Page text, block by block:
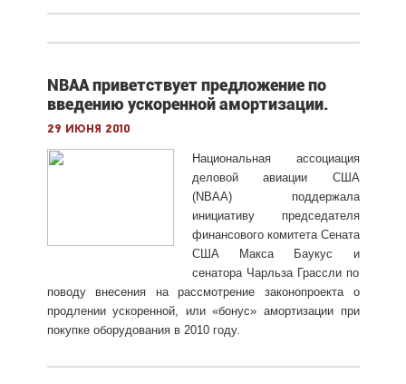
NBAA приветствует предложение по
введению ускоренной амортизации.
29 июня 2010
Национальная ассоциация
деловой авиации США
(NBAA) поддержала
инициативу председателя
финансового комитета Сената
США Макса Баукус и
сенатора Чарльза Грассли по
поводу внесения на рассмотрение законопроекта о
продлении ускоренной, или «бонус» амортизации при
покупке оборудования в 2010 году.